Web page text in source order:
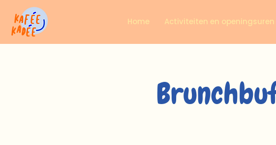
Home Activiteiten en openingsuren